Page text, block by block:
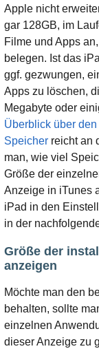
Apple nicht
gar 128GB, im
Filme und Apps
belegen. Ist das
ggf. gezwungen,
Apps zu löschen,
Megabyte oder
Überblick über
Speicher reicht an
man, wie viel
Größe der
Anzeige in iTunes
iPad in den
in der
Größe der
anzeigen
Möchte man den
behalten, sollte
einzelnen
dieser Anzeige zu